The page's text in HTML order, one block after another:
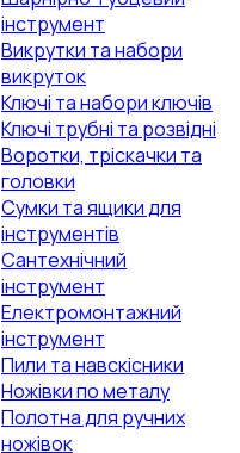
інструмент
Викрутки та набори
викруток
Ключі та набори ключів
Ключі трубні та розвідні
Воротки, тріскачки та
головки
Сумки та ящики для
інструментів
Сантехнічний
інструмент
Електромонтажний
інструмент
Пили та навскісники
Ножівки по металу
Полотна для ручних
ножівок